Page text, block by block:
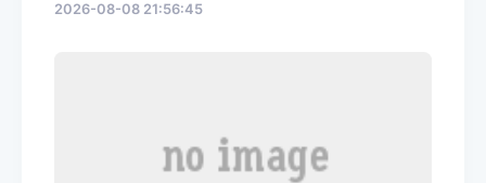
2026-08-08 21:56:45